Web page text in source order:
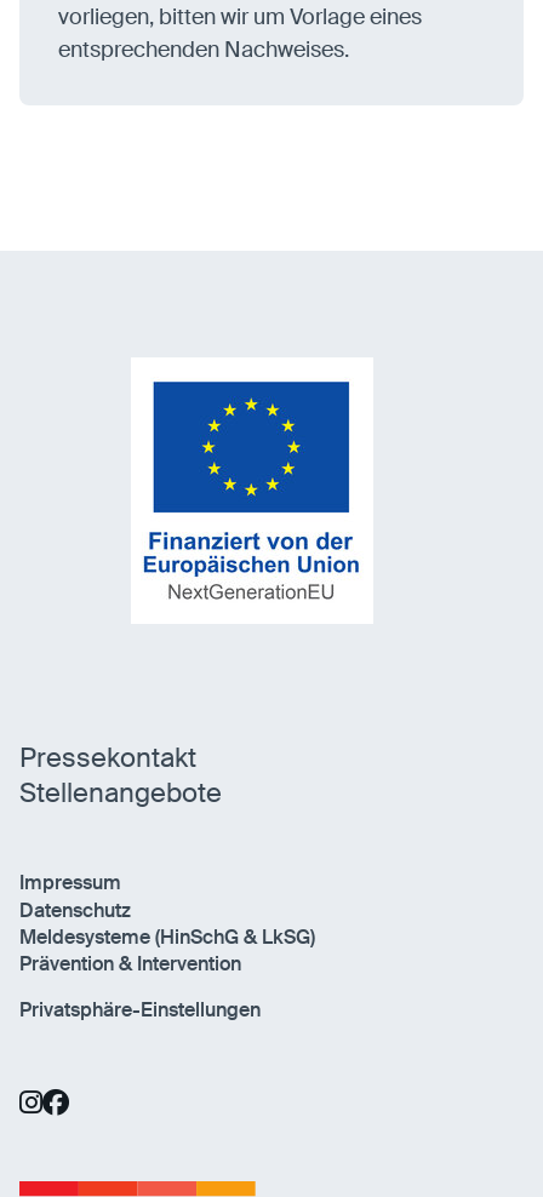
vorliegen, bitten wir um Vorlage eines
entsprechenden Nachweises.
Pressekontakt
Stellenangebote
Impressum
Datenschutz
Meldesysteme (HinSchG & LkSG)
Prävention & Intervention
Privatsphäre-Einstellungen